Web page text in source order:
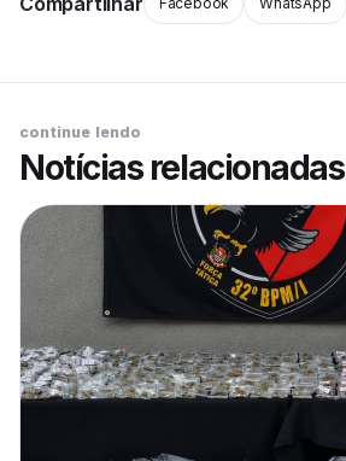
continue lendo
Notícias relacionadas